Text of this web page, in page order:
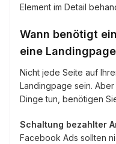
Element im Detail
Wann benötigt
eine
Nicht jede Seite auf
Landingpage sein.
Dinge tun, benötigen
Schaltung bezahlter
Facebook Ads sollten